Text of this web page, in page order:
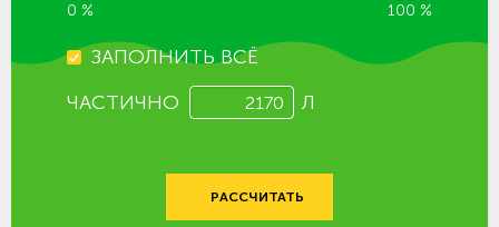
0 % 100 %
ЗАПОЛНИТЬ ВСЁ
ЧАСТИЧНО
Л
РАССЧИТАТЬ